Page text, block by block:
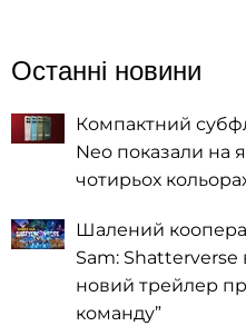
Останні новини
Компактний
Neo показали на
чотирьох
Шалений
Sam:
новий трейлер
команду”